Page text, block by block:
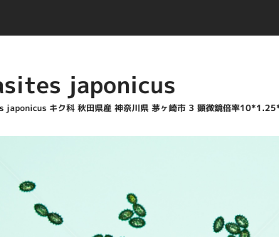
japonicus
キク科 秋田県産 神奈川県 茅ヶ崎市 3 顕微鏡倍率